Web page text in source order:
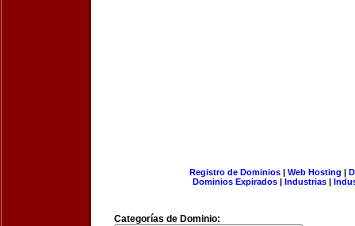
Registro de Dominios| Web Hosting |
Dominios Expirados | Industrias |
Categorías de Dominio: